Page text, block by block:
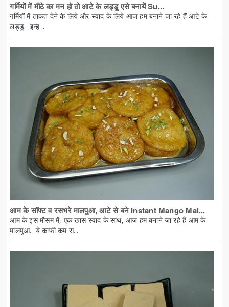
गर्मियों में मीठे का मन हो तो आटे के लड्डू एसे बनायें Su...
गर्मियों में ताकत देने के लिये और स्वाद के लिये आज हम बनाने जा रहे हैं आटे के
लड्डू. इन्ह...
आम के सॉफ्ट व रसभरे मालपुआ, आटे से बने Instant Mango Mal...
आम के इस मौसम में, एक खास स्वाद के साथ, आज हम बनाने जा रहे हैं आम के
मालपुआ. ये काफी कम स...